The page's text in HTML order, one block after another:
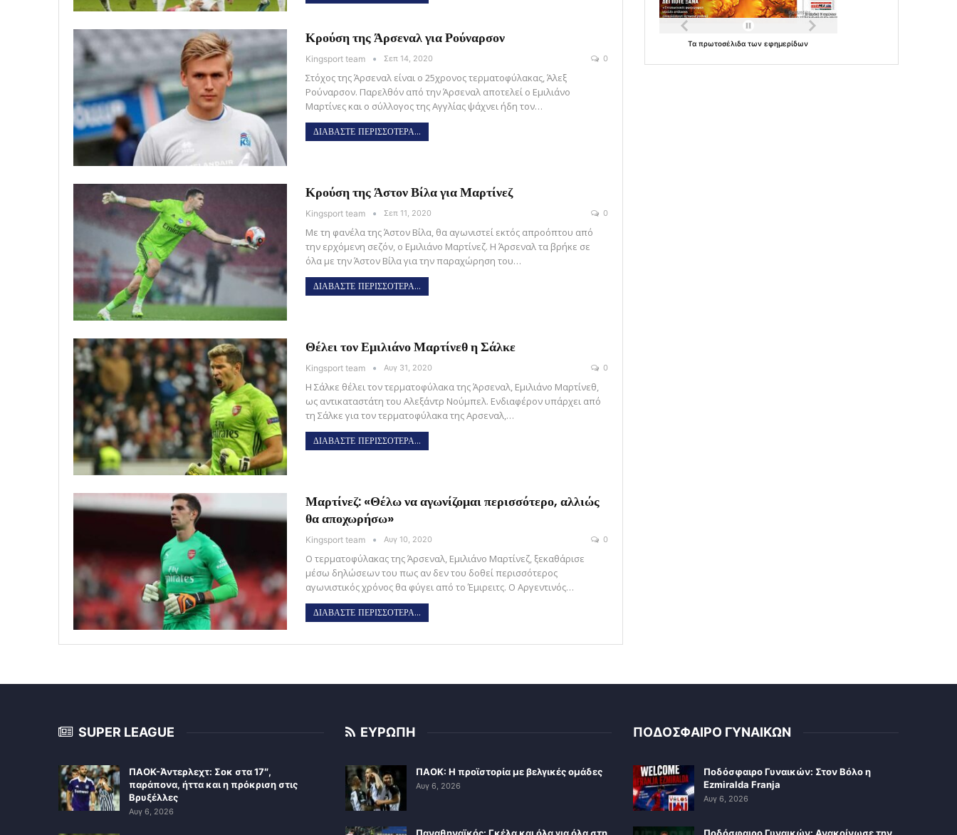
Κρούση της Άρσεναλ για Ρούναρσον
Kingsport team Σεπ 14, 2020 0
Στόχος της Άρσεναλ είναι ο 25χρονος τερματοφύλακας, Άλεξ
Ρούναρσον. Παρελθόν από την Άρσεναλ αποτελεί ο Εμιλιάνο
Μαρτίνες και ο σύλλογος της Αγγλίας ψάχνει ήδη τον…
ΔΙΑΒΑΣΤΕ ΠΕΡΙΣΣΟΤΕΡΑ...
Κρούση της Άστον Βίλα για Μαρτίνεζ
Kingsport team Σεπ 11, 2020 0
Με τη φανέλα της Άστον Βίλα, θα αγωνιστεί εκτός απροόπτου από
την ερχόμενη σεζόν, ο Εμιλιάνο Μαρτίνεζ. Η Άρσεναλ τα βρήκε σε
όλα με την Άστον Βίλα για την παραχώρηση του…
ΔΙΑΒΑΣΤΕ ΠΕΡΙΣΣΟΤΕΡΑ...
Θέλει τον Εμιλιάνο Μαρτίνεθ η Σάλκε
Kingsport team Αυγ 31, 2020 0
Η Σάλκε θέλει τον τερματοφύλακα της Άρσεναλ, Εμιλιάνο Μαρτίνεθ,
ως αντικαταστάτη του Αλεξάντρ Νούμπελ. Ενδιαφέρον υπάρχει από
τη Σάλκε για τον τερματοφύλακα της Αρσεναλ,…
ΔΙΑΒΑΣΤΕ ΠΕΡΙΣΣΟΤΕΡΑ...
Μαρτίνεζ: «Θέλω να αγωνίζομαι περισσότερο, αλλιώς
θα αποχωρήσω»
Kingsport team Αυγ 10, 2020 0
Ο τερματοφύλακας της Άρσεναλ, Εμιλιάνο Μαρτίνεζ, ξεκαθάρισε
μέσω δηλώσεων του πως αν δεν του δοθεί περισσότερος
αγωνιστικός χρόνος θα φύγει από το Έμιρειτς. Ο Αργεντινός…
ΔΙΑΒΑΣΤΕ ΠΕΡΙΣΣΟΤΕΡΑ...
Ταπρωτοσέλιδατωνεφημερίδων
SUPER LEAGUE
ΠΑΟΚ-Άντερλεχτ: Σοκ στα 17″,
παράπονα, ήττα και η πρόκριση στις
Βρυξέλλες
Αυγ 6, 2026
ΕΥΡΩΠΗ
ΠΑΟΚ: Η προϊστορία με βελγικές ομάδες
Αυγ 6, 2026
Παναθηναϊκός: Γκέλα και όλα για όλα στη
ΠΟΔΟΣΦΑΙΡΟ ΓΥΝΑΙΚΩΝ
Ποδόσφαιρο Γυναικών: Στον Βόλο η
Ezmiralda Franja
Αυγ 6, 2026
Ποδόσφαιρο Γυναικών: Ανακοίνωσε την